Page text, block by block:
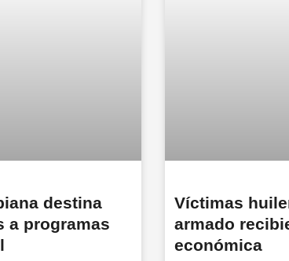
destina
a programas
Víctimas
armado
económica